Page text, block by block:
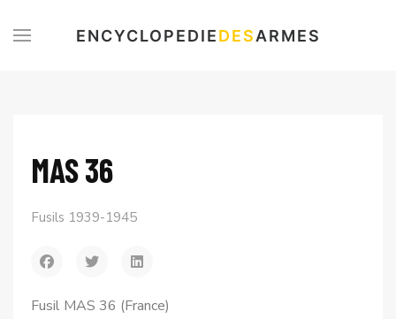
ENCYCLOPEDIEDESARMES
MAS 36
Fusils 1939-1945
Fusil MAS 36 (France)